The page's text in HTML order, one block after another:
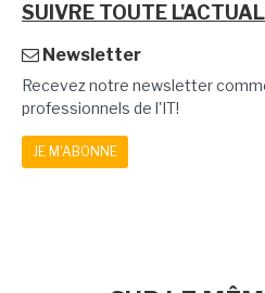
SUIVRE TOUTE
Newsletter
Recevez notre newsletter
professionnels de l'IT!
JE M'ABONNE